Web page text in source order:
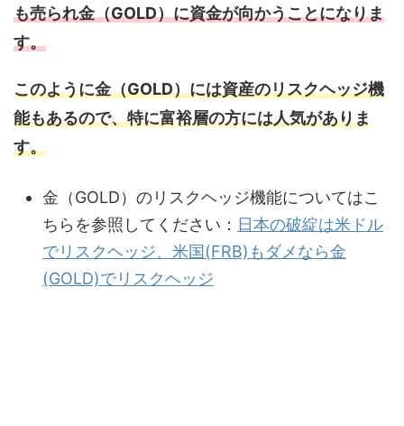
も売られ金（GOLD）に資金が向かうことになりま
す。
このように金（GOLD）には資産のリスクヘッジ機
能もあるので、特に富裕層の方には人気がありま
す。
金（GOLD）のリスクヘッジ機能についてはこ
ちらを参照してください： 日本の破綻は米ドル
でリスクヘッジ、米国(FRB)もダメなら金
(GOLD)でリスクヘッジ